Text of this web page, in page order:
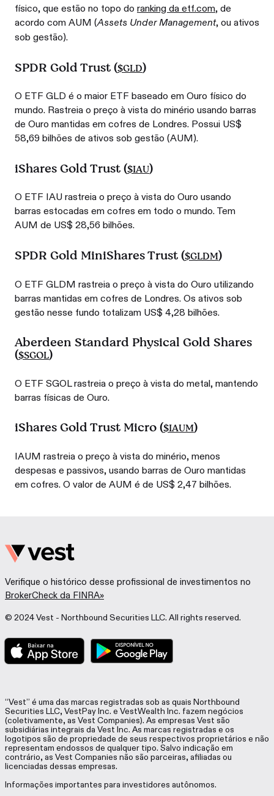
físico, que estão no topo do ranking da etf.com, de
acordo com AUM (Assets Under Management, ou ativos
sob gestão).
SPDR Gold Trust ($GLD)
O ETF GLD é o maior ETF baseado em Ouro físico do
mundo. Rastreia o preço à vista do minério usando barras
de Ouro mantidas em cofres de Londres. Possui US$
58,69 bilhões de ativos sob gestão (AUM).
iShares Gold Trust ($IAU)
O ETF IAU rastreia o preço à vista do Ouro usando
barras estocadas em cofres em todo o mundo. Tem
AUM de US$ 28,56 bilhões.
SPDR Gold MiniShares Trust ($GLDM)
O ETF GLDM rastreia o preço à vista do Ouro utilizando
barras mantidas em cofres de Londres. Os ativos sob
gestão nesse fundo totalizam US$ 4,28 bilhões.
Aberdeen Standard Physical Gold Shares
($SGOL)
O ETF SGOL rastreia o preço à vista do metal, mantendo
barras físicas de Ouro.
iShares Gold Trust Micro ($IAUM)
IAUM rastreia o preço à vista do minério, menos
despesas e passivos, usando barras de Ouro mantidas
em cofres. O valor de AUM é de US$ 2,47 bilhões.
Verifique o histórico desse profissional de investimentos no
BrokerCheck da FINRA»
© 2024 Vest - Northbound Securities LLC. All rights reserved.
“Vest” é uma das marcas registradas sob as quais Northbound
Securities LLC, VestPay Inc. e VestWealth Inc. fazem negócios
(coletivamente, as Vest Companies). As empresas Vest são
subsidiárias integrais da Vest Inc. As marcas registradas e os
logotipos são de propriedade de seus respectivos proprietários e não
representam endossos de qualquer tipo. Salvo indicação em
contrário, as Vest Companies não são parceiras, afiliadas ou
licenciadas dessas empresas.
Informações importantes para investidores autônomos.